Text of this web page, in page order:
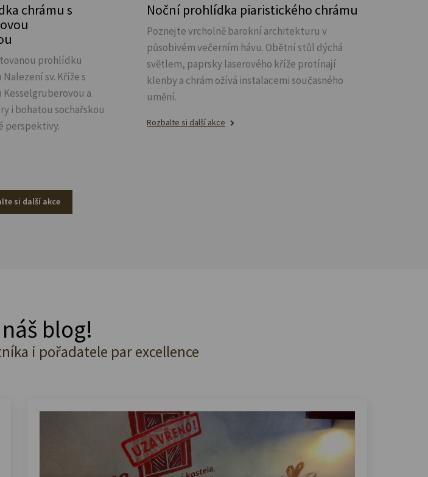
chrámu s
prohlídku
sv. Kříže s
a
i bohatou sochařskou
perspektivy.
Noční prohlídka piaristického chrámu
Poznejte vrcholně barokní architekturu v
působivém večerním hávu. Obětní stůl dýchá
světlem, paprsky laserového kříže protínají
klenby a chrám ožívá instalacemi současného
umění.
Rozbalte si další akce
si další akce
blog!
i pořadatele par excellence